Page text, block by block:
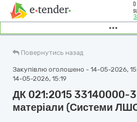
0
Повернутись назад
Закупівлю оголошено - 14-05-2026,
14-05-2026, 15:19
ДК 021:2015 33140000-
матеріали (Системи